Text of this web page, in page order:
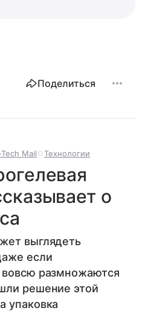
Поделиться
Mail Технологии
о
выглядеть
если
вовсю размножаются
решение этой
упаковка